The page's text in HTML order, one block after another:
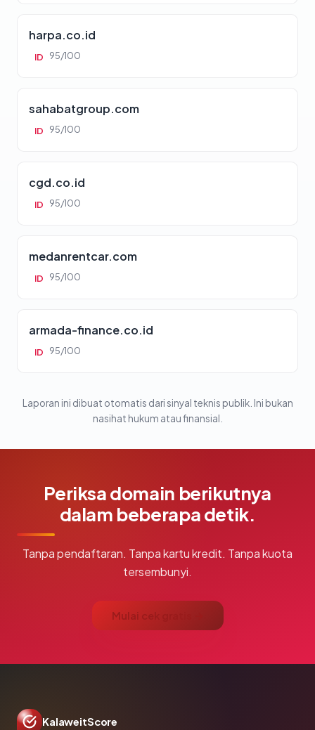
harpa.co.id
ID 95/100
sahabatgroup.com
ID 95/100
cgd.co.id
ID 95/100
medanrentcar.com
ID 95/100
armada-finance.co.id
ID 95/100
Laporan ini dibuat otomatis dari sinyal teknis publik. Ini bukan
nasihat hukum atau finansial.
Periksa domain berikutnya
dalam beberapa detik.
Tanpa pendaftaran. Tanpa kartu kredit. Tanpa kuota
tersembunyi.
Mulai cek gratis →
KalaweitScore